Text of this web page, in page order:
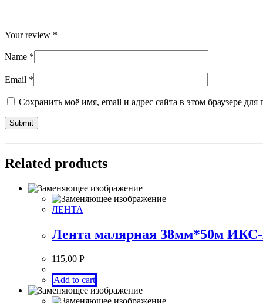
Your review *
Name *
Email *
Сохранить моё имя, email и адрес сайта в этом браузере
Related products
ЛЕНТА
Лента малярная 38мм*50м
115,00 Р
Add to cart